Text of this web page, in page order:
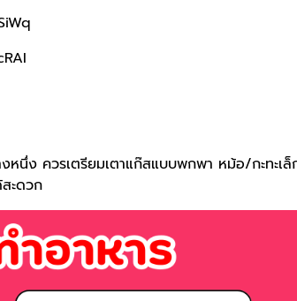
งหนึ่ง ควรเตรียมเตาแก๊สแบบพกพา หม้อ/กะทะเ
ะดวก